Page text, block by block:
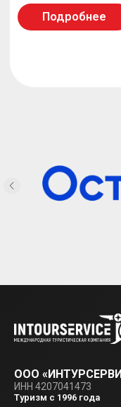
ООО
ИНН 4207041473
Туризм с 1996 года